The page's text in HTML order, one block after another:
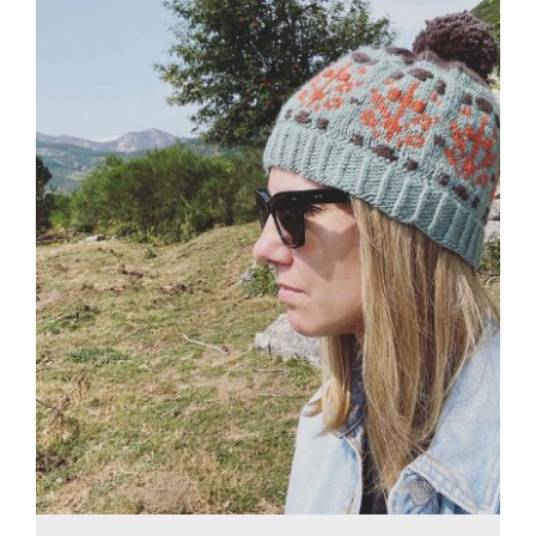
Blog
Contacto
Newsletter
Carrito
Mi cuenta